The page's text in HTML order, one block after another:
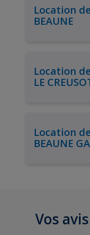
Location
BEAUNE
Location
LE
Location
BEAUNE
Vos